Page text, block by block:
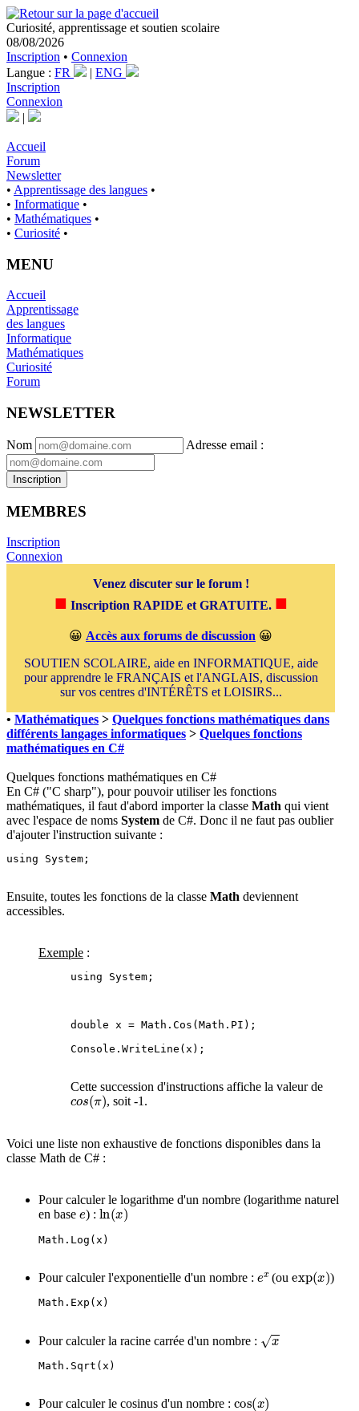
Curiosité, apprentissage et soutien scolaire
08/08/2026
Inscription • Connexion
Langue : FR | ENG
Inscription
Connexion
|
Accueil
Forum
Newsletter
• Apprentissage des langues •
• Informatique •
• Mathématiques •
• Curiosité •
MENU
Accueil
Apprentissage
des langues
Informatique
Mathématiques
Curiosité
Forum
NEWSLETTER
Nom Adresse email :
Inscription
MEMBRES
Inscription
Connexion
Venez discuter sur le forum !
■ Inscription RAPIDE et GRATUITE. ■
😀 Accès aux forums de discussion 😀
SOUTIEN SCOLAIRE, aide en INFORMATIQUE, aide
pour apprendre le FRANÇAIS et l'ANGLAIS, discussion
sur vos centres d'INTÉRÊTS et LOISIRS...
• Mathématiques > Quelques fonctions mathématiques dans
différents langages informatiques > Quelques fonctions
mathématiques en C#
Quelques fonctions mathématiques en C#
En C# ("C sharp"), pour pouvoir utiliser les fonctions
mathématiques, il faut d'abord importer la classe Math qui vient
avec l'espace de noms System de C#. Donc il ne faut pas oublier
d'ajouter l'instruction suivante :
using System;
Ensuite, toutes les fonctions de la classe Math deviennent
accessibles.
Exemple :
using System;
double x = Math.Cos(Math.PI);
Console.WriteLine(x);
Cette succession d'instructions affiche la valeur de
cos(π), soit -1.
Voici une liste non exhaustive de fonctions disponibles dans la
classe Math de C# :
Pour calculer le logarithme d'un nombre (logarithme naturel
en base e) : ln(x)
Math.Log(x)
Pour calculer l'exponentielle d'un nombre : x (ou ( ))
Math.Exp(x)
Pour calculer la racine carrée d'un nombre :
Math.Sqrt(x)
Pour calculer le cosinus d'un nombre : ( )